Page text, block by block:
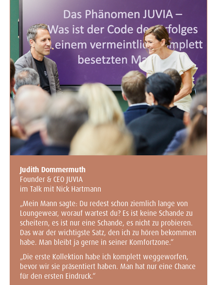
Judith Dommermuth
Founder & CEO JUVIA
im Talk mit Nick Hartmann
„Mein Mann sagte: Du redest schon ziemlich lange von
Loungewear, worauf wartest du? Es ist keine Schande zu
scheitern, es ist nur eine Schande, es nicht zu probieren.
Das war der wichtigste Satz, den ich zu hören bekommen
habe. Man bleibt ja gerne in seiner Komfortzone.“
„Die erste Kollektion habe ich komplett weggeworfen,
bevor wir sie präsentiert haben. Man hat nur eine Chance
für den ersten Eindruck.“